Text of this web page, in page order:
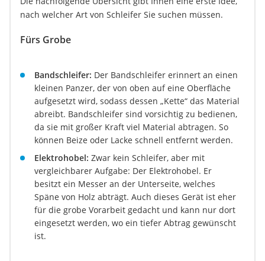
nach welcher Art von Schleifer Sie suchen müssen.
Fürs Grobe
Bandschleifer: Der Bandschleifer erinnert an einen
kleinen Panzer, der von oben auf eine Oberfläche
aufgesetzt wird, sodass dessen „Kette“ das Material
abreibt. Bandschleifer sind vorsichtig zu bedienen,
da sie mit großer Kraft viel Material abtragen. So
können Beize oder Lacke schnell entfernt werden.
Elektrohobel: Zwar kein Schleifer, aber mit
vergleichbarer Aufgabe: Der Elektrohobel. Er
besitzt ein Messer an der Unterseite, welches
Späne von Holz abträgt. Auch dieses Gerät ist eher
für die grobe Vorarbeit gedacht und kann nur dort
eingesetzt werden, wo ein tiefer Abtrag gewünscht
ist.